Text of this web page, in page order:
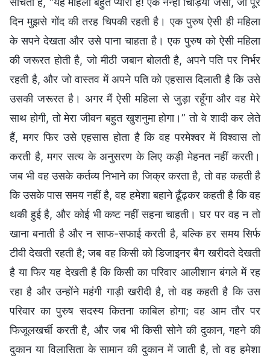
दिन मुझसे गोंद की तरह चिपकी रहती है। एक पुरुष ऐसी ही महिला
के सपने देखता और उसे पाना चाहता है। एक पुरुष को ऐसी महिला
की जरूरत होती है, जो मीठी जबान बोलती है, अपने पति पर निर्भर
रहती है, और जो वास्तव में अपने पति को एहसास दिलाती है कि उसे
उसकी जरूरत है। अगर मैं ऐसी महिला से जुड़ा रहूँगा और वह मेरे
साथ होगी, तो मेरा जीवन बहुत खुशनुमा होगा।” तो वे शादी कर लेते
हैं, मगर फिर उसे एहसास होता है कि वह परमेश्वर में विश्वास तो
करती है, मगर सत्य के अनुसरण के लिए कड़ी मेहनत नहीं करती।
जब भी वह उसके कर्तव्य निभाने का जिक्र करता है, तो वह कहती है
कि उसके पास समय नहीं है, वह हमेशा बहाने ढूँढ़कर कहती है कि वह
थकी हुई है, और कोई भी कष्ट नहीं सहना चाहती। घर पर वह न तो
खाना बनाती है और न साफ-सफाई करती है, बल्कि हर समय सिर्फ
टीवी देखती रहती है; जब वह किसी को डिजाइनर बैग खरीदते देखती
है या फिर यह देखती है कि किसी का परिवार आलीशान बंगले में रह
रहा है और उन्होंने महंगी गाड़ी खरीदी है, तो वह कहती है कि उस
परिवार का पुरुष सदस्य कितना काबिल होगा; वह आम तौर पर
फिजूलखर्ची करती है, और जब भी किसी सोने की दुकान, गहने की
दुकान या विलासिता के सामान की दुकान में जाती है, तो वह हमेशा